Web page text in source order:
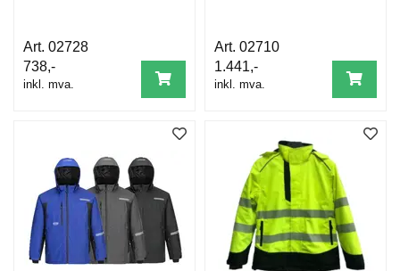
02728
738,-
inkl. mva.
02710
1.441,-
inkl. mva.